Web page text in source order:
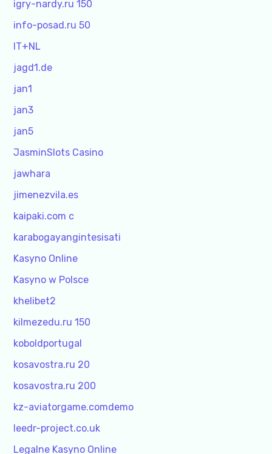
igry-nardy.ru 150
info-posad.ru 50
IT+NL
jagd1.de
jan1
jan3
jan5
JasminSlots Casino
jawhara
jimenezvila.es
kaipaki.com c
karabogayangintesisati
Kasyno Online
Kasyno w Polsce
khelibet2
kilmezedu.ru 150
koboldportugal
kosavostra.ru 20
kosavostra.ru 200
kz-aviatorgame.comdemo
leedr-project.co.uk
Legalne Kasyno Online